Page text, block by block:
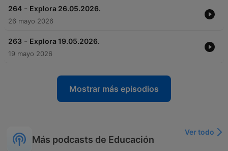
264 - Explora 26.05.2026.
26 mayo 2026
263 - Explora 19.05.2026.
19 mayo 2026
Mostrar más episodios
Más podcasts de Educación
Ver todo